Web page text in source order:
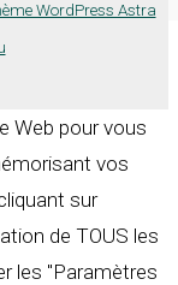
WordPress Astra
Web pour vous
vos
sur
de TOUS les
les "Paramètres